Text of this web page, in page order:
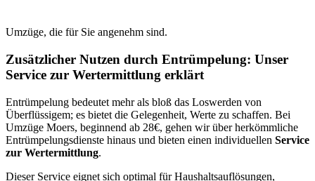
Umzüge, die für Sie angenehm sind.
Zusätzlicher Nutzen durch Entrümpelung: Unser
Service zur Wertermittlung erklärt
Entrümpelung bedeutet mehr als bloß das Loswerden von
Überflüssigem; es bietet die Gelegenheit, Werte zu schaffen. Bei
Umzüge Moers, beginnend ab 28€, gehen wir über herkömmliche
Entrümpelungsdienste hinaus und bieten einen individuellen Service
zur Wertermittlung.
Dieser Service eignet sich optimal für Haushaltsauflösungen,